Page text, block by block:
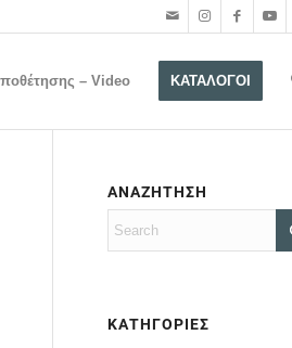
– Video ΚΑΤΑΛΟΓΟΙ
ΑΝΑΖΗΤΗΣΗ
ΚΑΤΗΓΟΡΙΕΣ